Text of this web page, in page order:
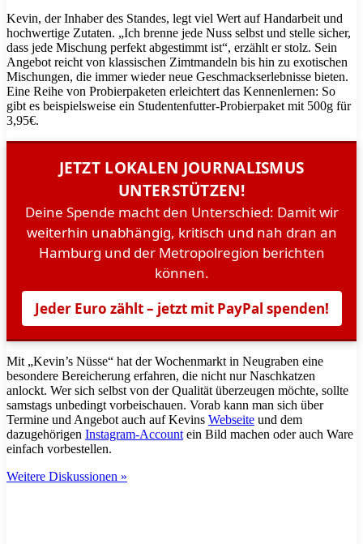
Kevin, der Inhaber des Standes, legt viel Wert auf Handarbeit und
hochwertige Zutaten. „Ich brenne jede Nuss selbst und stelle sicher,
dass jede Mischung perfekt abgestimmt ist“, erzählt er stolz. Sein
Angebot reicht von klassischen Zimtmandeln bis hin zu exotischen
Mischungen, die immer wieder neue Geschmackserlebnisse bieten.
Eine Reihe von Probierpaketen erleichtert das Kennenlernen: So
gibt es beispielsweise ein Studentenfutter-Probierpaket mit 500g für
3,95€.
JETZT LOKALEN JOURNALISMUS
UNTERSTÜTZEN!
Deine Spende macht den Unterschied: Damit wir
weiterhin unabhängig, kritisch und nah dran an
Hamburg und der Metropolregion berichten
können.
Jeder Euro zählt – jetzt mit PayPal spenden!
Mit „Kevin’s Nüsse“ hat der Wochenmarkt in Neugraben eine
besondere Bereicherung erfahren, die nicht nur Naschkatzen
anlockt. Wer sich selbst von der Qualität überzeugen möchte, sollte
samstags unbedingt vorbeischauen. Vorab kann man sich über
Termine und Angebot auch auf Kevins Webseite und dem
dazugehörigen Instagram-Account ein Bild machen oder auch Ware
einfach vorbestellen.
Weitere Diskussionen »